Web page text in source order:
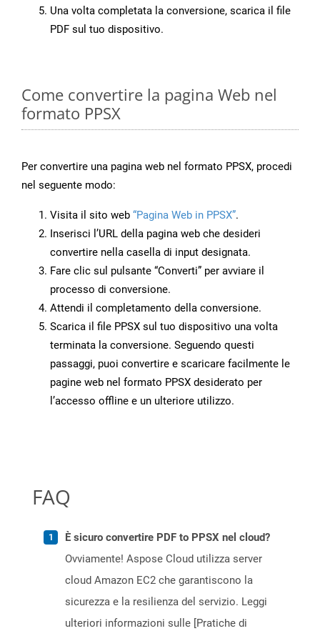
Una volta completata la conversione, scarica il file
PDF sul tuo dispositivo.
Come convertire la pagina Web nel
formato PPSX
Per convertire una pagina web nel formato PPSX, procedi
nel seguente modo:
Visita il sito web “Pagina Web in PPSX”.
Inserisci l’URL della pagina web che desideri
convertire nella casella di input designata.
Fare clic sul pulsante “Converti” per avviare il
processo di conversione.
Attendi il completamento della conversione.
Scarica il file PPSX sul tuo dispositivo una volta
terminata la conversione. Seguendo questi
passaggi, puoi convertire e scaricare facilmente le
pagine web nel formato PPSX desiderato per
l’accesso offline e un ulteriore utilizzo.
FAQ
È sicuro convertire PDF to PPSX nel cloud?
Ovviamente! Aspose Cloud utilizza server
cloud Amazon EC2 che garantiscono la
sicurezza e la resilienza del servizio. Leggi
ulteriori informazioni sulle [Pratiche di